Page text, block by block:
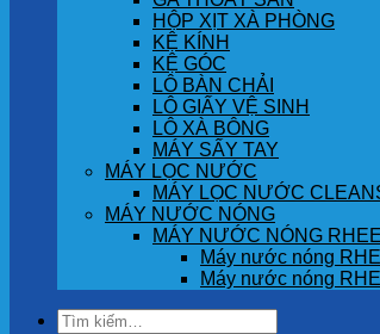
HỘP XỊT XÀ PHÒNG
KỆ KÍNH
KỆ GÓC
LÔ BÀN CHẢI
LÔ GIẤY VỆ SINH
LÔ XÀ BÔNG
MÁY SẤY TAY
MÁY LỌC NƯỚC
MÁY LỌC NƯỚC
MÁY NƯỚC NÓNG
MÁY NƯỚC NÓNG
Máy nước nóng
Máy nước nóng
Tìm